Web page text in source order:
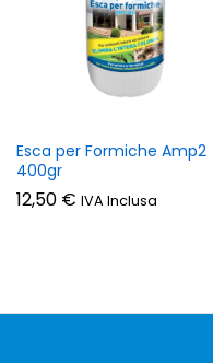
Esca per Formiche Amp2
400gr
12,50 € IVA Inclusa